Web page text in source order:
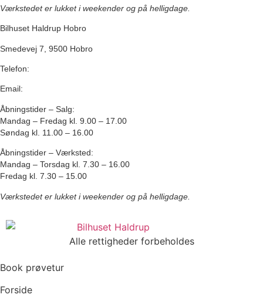
Værkstedet er lukket i weekender og på helligdage.
Bilhuset Haldrup Hobro
Smedevej 7, 9500 Hobro
Telefon:
Email:
Åbningstider – Salg:
Mandag – Fredag kl. 9.00 – 17.00
Søndag kl. 11.00 – 16.00
Åbningstider – Værksted:
Mandag – Torsdag kl. 7.30 – 16.00
Fredag kl. 7.30 – 15.00
Værkstedet er lukket i weekender og på helligdage.
Alle rettigheder forbeholdes
Book prøvetur
Forside